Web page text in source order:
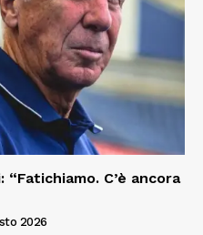
C’è ancora
2026